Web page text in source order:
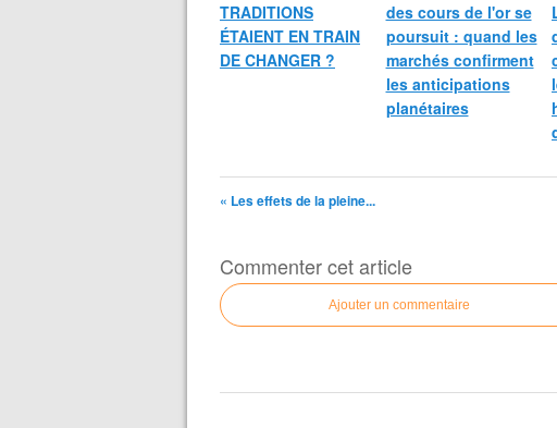
TRADITIONS
ÉTAIENT EN TRAIN
DE CHANGER ?
des cours de l'or se
poursuit : quand les
marchés confirment
les anticipations
planétaires
« Les effets de la pleine...
Commenter cet article
Ajouter un commentaire